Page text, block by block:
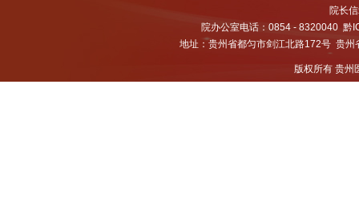
院长
院办公室电话：0854 - 8320040黔
地址：贵州省都匀市剑江北路172号 贵
版权所有 贵州